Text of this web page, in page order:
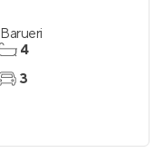
Barueri
4
3